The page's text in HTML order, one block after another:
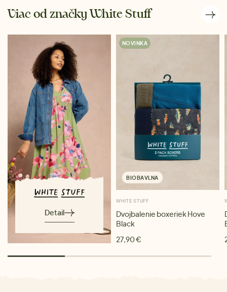
Viac od značky White Stuff
Detail
NOVINKA
BIOBAVLNA
WHITE STUFF
Dvojbalenie boxeriek Hove
Black
27,90 €